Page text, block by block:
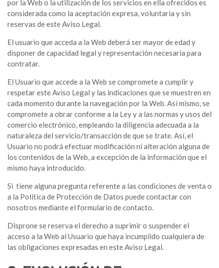
por la Web o la utilización de los servicios en ella ofrecidos es
considerada como la aceptación expresa, voluntaria y sin
reservas de este Aviso Legal.
El usuario que acceda a la Web deberá ser mayor de edad y
disponer de capacidad legal y representación necesaria para
contratar.
El Usuario que accede a la Web se compromete a cumplir y
respetar este Aviso Legal y las indicaciones que se muestren en
cada momento durante la navegación por la Web. Así mismo, se
compromete a obrar conforme a la Ley y a las normas y usos del
comercio electrónico, empleando la diligencia adecuada a la
naturaleza del servicio/transacción de que se trate. Así, el
Usuario no podrá efectuar modificación ni alteración alguna de
los contenidos de la Web, a excepción de la información que el
mismo haya introducido.
Si tiene alguna pregunta referente a las condiciones de venta o
a la Política de Protección de Datos puede contactar con
nosotros mediante el formulario de contacto.
Disprone se reserva el derecho a suprimir o suspender el
acceso a la Web al Usuario que haya incumplido cualquiera de
las obligaciones expresadas en este Aviso Legal.